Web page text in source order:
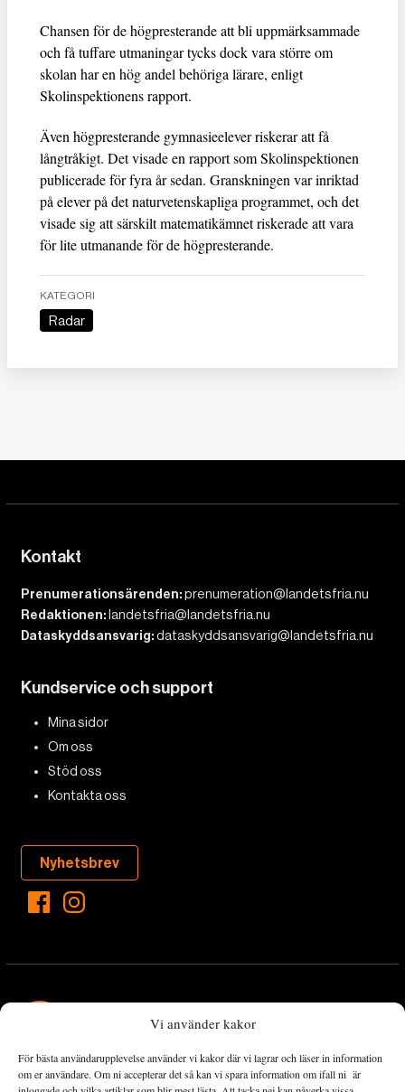
Vi använder kakor
För bästa användarupplevelse använder vi kakor där vi lagrar och läser in information
om er användare. Om ni accepterar det så kan vi spara information om ifall ni är
Chansen för de högpresterande att bli uppmärksammade
och få tuffare utmaningar tycks dock vara större om
skolan har en hög andel behöriga lärare, enligt
Skolinspektionens rapport.
Även högpresterande gymnasieelever riskerar att få
långtråkigt. Det visade en rapport som Skolinspektionen
publicerade för fyra år sedan. Granskningen var inriktad
på elever på det naturvetenskapliga programmet, och det
visade sig att särskilt matematikämnet riskerade att vara
för lite utmanande för de högpresterande.
KATEGORI
Radar
Kontakt
Prenumerationsärenden:prenumeration@landetsfria.nu
Redaktionen: landetsfria@landetsfria.nu
Dataskyddsansvarig:dataskyddsansvarig@landetsfria.nu
Kundservice och support
Mina sidor
Om oss
Stöd oss
Kontakta oss
Nyhetsbrev
Landets Fria Tidning är en nyhetstidning med bred bevakning av
det viktigaste som händer lokalt och globalt och med fokus på